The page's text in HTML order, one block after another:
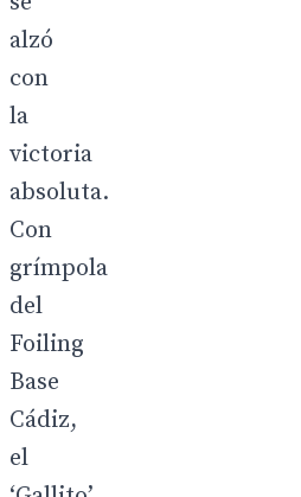
alzó
con
la
victoria
absoluta.
Con
grímpola
del
Foiling
Base
Cádiz,
el